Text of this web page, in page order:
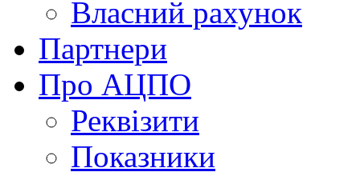
Власний рахунок
Партнери
Про АЦПО
Реквізити
Показники